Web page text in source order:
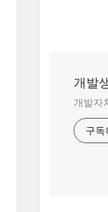
개발
개발자
구독